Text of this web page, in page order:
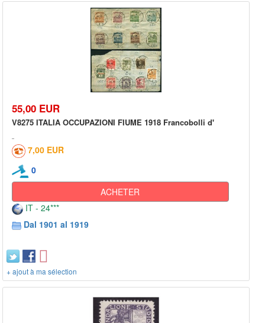
55,00 EUR
V8275 ITALIA OCCUPAZIONI FIUME 1918 Francobolli d'
7,00 EUR
0
ACHETER
IT - 24***
Dal 1901 al 1919
+ ajout à ma sélection